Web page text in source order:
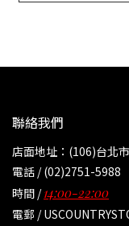
聯絡我們
店面地址：(106)台北
電話 / (02)2751-5988
時間 /14:00-22:00
電郵 /